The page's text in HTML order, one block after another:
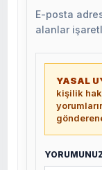
E-posta
alanlar
YASAL
kişilik